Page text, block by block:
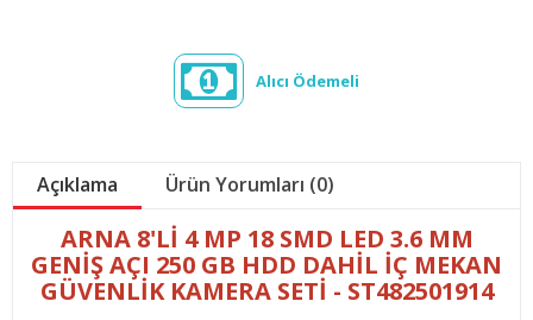
Alıcı Ödemeli
Açıklama Ürün Yorumları (0)
ARNA 8'Lİ 4 MP 18 SMD LED 3.6 MM
GENİŞ AÇI 250 GB HDD DAHİL İÇ MEKAN
GÜVENLİK KAMERA SETİ - ST482501914